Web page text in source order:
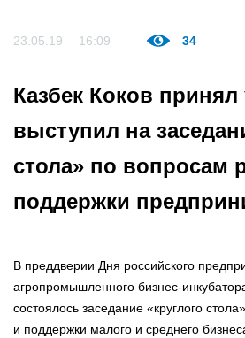
23.05.19 16:09 34
Казбек Коков принял
выступил на
стола» по вопросам
поддержки
В преддверии Дня российского
агропромышленного бизнес-
состоялось заседание «круглого
и поддержки малого и среднего